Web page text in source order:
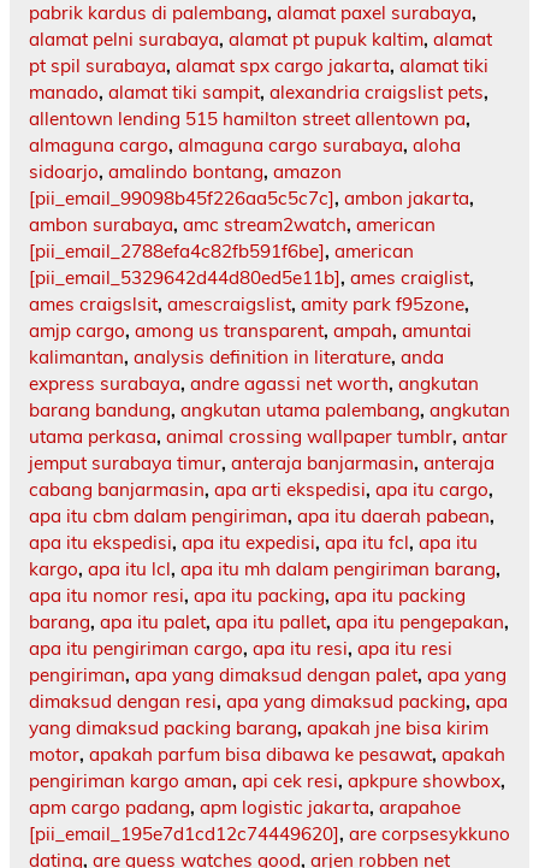
pabrik kardus di palembang, alamat paxel surabaya,
alamat pelni surabaya, alamat pt pupuk kaltim, alamat
pt spil surabaya, alamat spx cargo jakarta, alamat tiki
manado, alamat tiki sampit, alexandria craigslist pets,
allentown lending 515 hamilton street allentown pa,
almaguna cargo, almaguna cargo surabaya, aloha
sidoarjo, amalindo bontang, amazon
[pii_email_99098b45f226aa5c5c7c], ambon jakarta,
ambon surabaya, amc stream2watch, american
[pii_email_2788efa4c82fb591f6be], american
[pii_email_5329642d44d80ed5e11b], ames craiglist,
ames craigslsit, amescraigslist, amity park f95zone,
amjp cargo, among us transparent, ampah, amuntai
kalimantan, analysis definition in literature, anda
express surabaya, andre agassi net worth, angkutan
barang bandung, angkutan utama palembang, angkutan
utama perkasa, animal crossing wallpaper tumblr, antar
jemput surabaya timur, anteraja banjarmasin, anteraja
cabang banjarmasin, apa arti ekspedisi, apa itu cargo,
apa itu cbm dalam pengiriman, apa itu daerah pabean,
apa itu ekspedisi, apa itu expedisi, apa itu fcl, apa itu
kargo, apa itu lcl, apa itu mh dalam pengiriman barang,
apa itu nomor resi, apa itu packing, apa itu packing
barang, apa itu palet, apa itu pallet, apa itu pengepakan,
apa itu pengiriman cargo, apa itu resi, apa itu resi
pengiriman, apa yang dimaksud dengan palet, apa yang
dimaksud dengan resi, apa yang dimaksud packing, apa
yang dimaksud packing barang, apakah jne bisa kirim
motor, apakah parfum bisa dibawa ke pesawat, apakah
pengiriman kargo aman, api cek resi, apkpure showbox,
apm cargo padang, apm logistic jakarta, arapahoe
[pii_email_195e7d1cd12c74449620], are corpsesykkuno
dating, are guess watches good, arjen robben net